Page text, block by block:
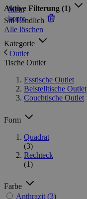
Mein
konto
Aktive Filterung (1)
Stil Ländlich
Alle löschen
Kategorie
Outlet
Tische Outlet
Esstische Outlet
Beistelltische Outlet
Couchtische Outlet
Form
Quadrat
(3)
Rechteck
(1)
Farbe
Anthrazit (3)